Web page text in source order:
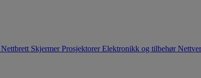
Nettbrett SkjermerProsjektorerElektronikk og tilbehør